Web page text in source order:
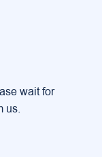
wait for
us.